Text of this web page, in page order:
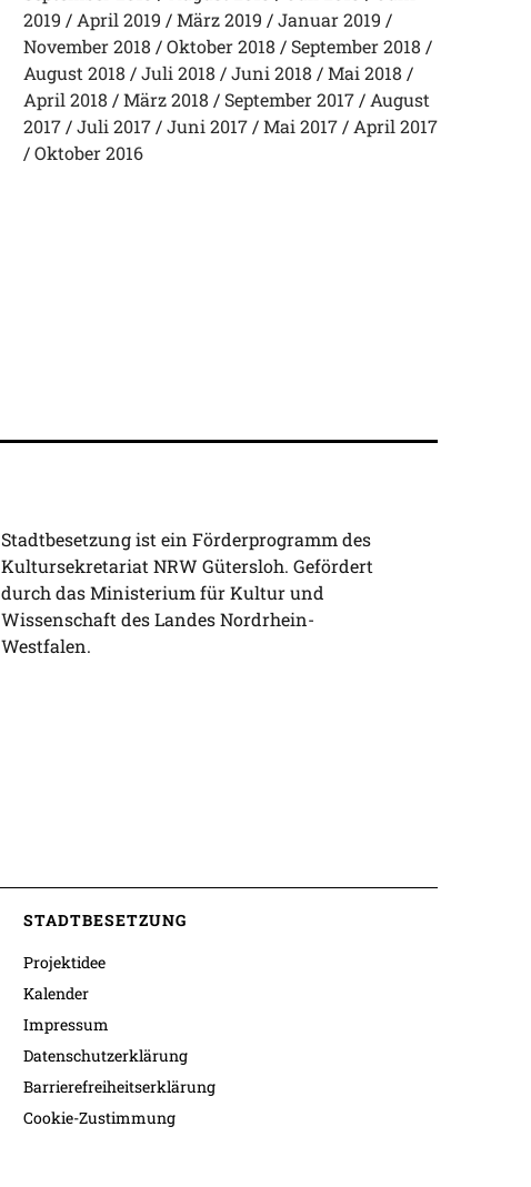
2019
April 2019 März 2019
Januar 2019
November 2018
Oktober 2018
September 2018
August 2018
Juli 2018 Juni 2018
Mai 2018
April 2018
März 2018 September 2017
August
2017
Juli 2017 Juni 2017 Mai 2017
April 2017
Oktober 2016
Stadtbesetzung ist ein Förderprogramm des
Kultursekretariat NRW Gütersloh. Gefördert
durch das Ministerium für Kultur und
Wissenschaft des Landes Nordrhein-
Westfalen.
STADTBESETZUNG
Projektidee
Kalender
Impressum
Datenschutzerklärung
Barrierefreiheitserklärung
Cookie-Zustimmung